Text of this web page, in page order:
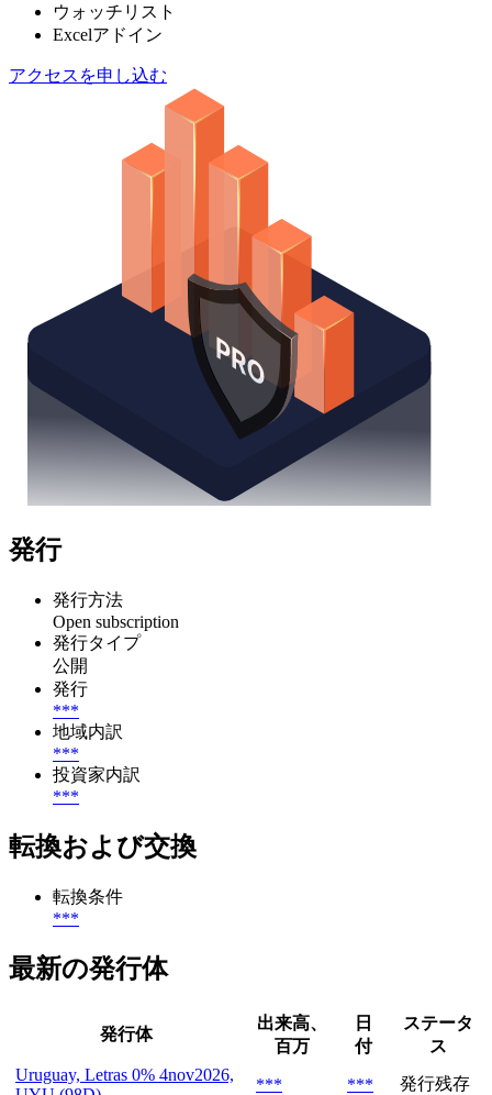
ウォッチリスト
Excelアドイン
アクセスを申し込む
発行
発行方法
Open subscription
発行タイプ
公開
発行
***
地域内訳
***
投資家内訳
***
転換および交換
転換条件
***
最新の発行体
発行体
出来高、
百万
日
付
ステータ
ス
Uruguay, Letras 0% 4nov2026,
*** ***
発行残存